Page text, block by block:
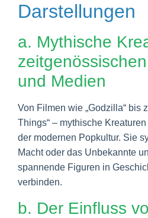
Darstellungen
a. Mythische
und Medien
Von Filmen wie „Godzilla“ bis
Things“ – mythische
der modernen Popkultur. Sie
Macht oder das Unbekannte
spannende Figuren in
verbinden.
b. Der Einfluss